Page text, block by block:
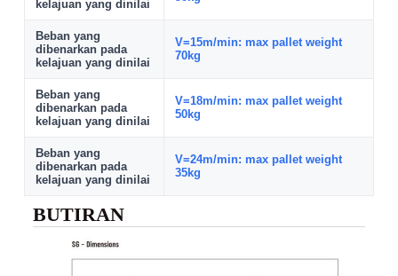
kelajuan yang dinilai
Beban yang
dibenarkan pada
kelajuan yang dinilai
V=15m/min: max pallet weight
70kg
Beban yang
dibenarkan pada
kelajuan yang dinilai
V=18m/min: max pallet weight
50kg
Beban yang
dibenarkan pada
kelajuan yang dinilai
V=24m/min: max pallet weight
35kg
BUTIRAN